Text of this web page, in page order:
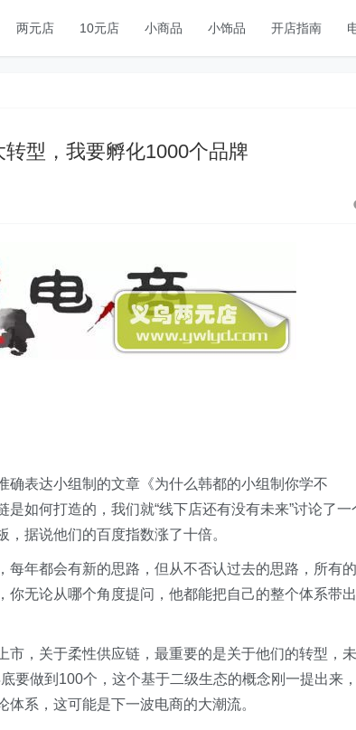
两元店 10元店 小商品 小饰品 开店指南
型，我要孵化1000个品牌
表达小组制的文章《为什么韩都的小组制你学不
如何打造的，我们就“线下店还有没有未来”讨论了一
据说他们的百度指数涨了十倍。
年都会有新的思路，但从不否认过去的思路，所有的
无论从哪个角度提问，他都能把自己的整个体系带出
，关于柔性供应链，最重要的是关于他们的转型，未
要做到100个，这个基于二级生态的概念刚一提出来
系，这可能是下一波电商的大潮流。